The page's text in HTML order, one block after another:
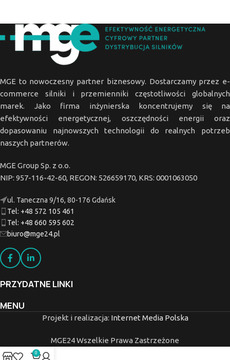
MGE to nowoczesny partner biznesowy. Dostarczamy przez e-
commerce silniki i przemienniki częstotliwości globalnych
marek. Jako firma inżynierska koncentrujemy się na
efektywności energetycznej, oszczędności energii oraz
dopasowaniu najnowszych technologii do realnych potrzeb
naszych partnerów.
MGE Group Sp. z o.o.
NIP: 957-116-42-60, REGON: 526659170, KRS: 0001063050
ul. Taneczna 9/16, 80-176 Gdańsk
Tel: +48 572 105 461
Tel: +48 660 595 602
biuro@mge24.pl
PRZYDATNE LINKI
MENU
Projekt i realizacja: Internet Media Polska
MGE24Wszelkie Prawa Zastrzeżone
0